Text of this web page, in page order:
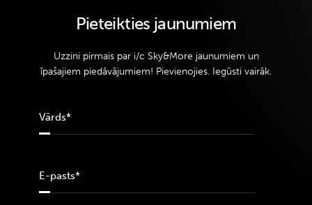
Pieteikties jaunumiem
Uzzini pirmais par i/c Sky&More jaunumiem un
īpašajiem piedāvājumiem! Pievienojies. Iegūsti vairāk.